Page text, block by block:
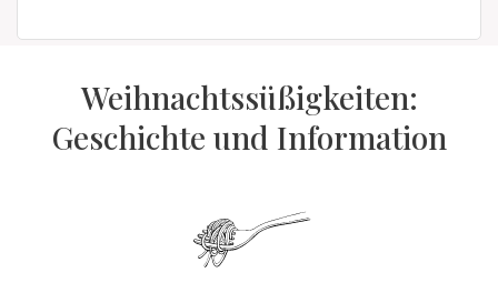
Weihnachtssüßigkeiten:
Geschichte und Information